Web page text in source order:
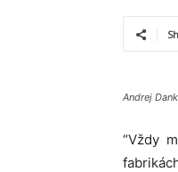
Andrej
“Vždy